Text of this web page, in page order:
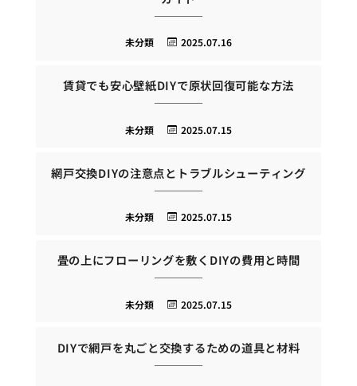
2025.07.16
未分類
賃貸でも安心壁紙DIYで原状回復可能な方法
2025.07.15
未分類
網戸交換DIYの注意点とトラブルシューティング
2025.07.15
未分類
畳の上にフローリングを敷くDIYの費用と時間
2025.07.15
未分類
DIYで網戸を丸ごと交換するための道具と材料